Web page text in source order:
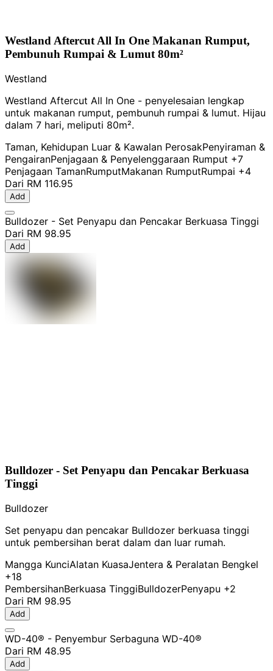
Westland Aftercut All In One Makanan Rumput,
Pembunuh Rumpai & Lumut 80m²
Westland
Westland Aftercut All In One - penyelesaian lengkap
untuk makanan rumput, pembunuh rumpai & lumut. Hijau
dalam 7 hari, meliputi 80m².
Taman, Kehidupan Luar & Kawalan PerosakPenyiraman &
PengairanPenjagaan & Penyelenggaraan Rumput +7
Penjagaan TamanRumputMakanan RumputRumpai +4
Dari RM 116.95
Add
Bulldozer - Set Penyapu dan Pencakar Berkuasa Tinggi
Dari RM 98.95
Add
Bulldozer - Set Penyapu dan Pencakar Berkuasa
Tinggi
Bulldozer
Set penyapu dan pencakar Bulldozer berkuasa tinggi
untuk pembersihan berat dalam dan luar rumah.
Mangga KunciAlatan KuasaJentera & Peralatan Bengkel
+18
PembersihanBerkuasa TinggiBulldozerPenyapu +2
Dari RM 98.95
Add
WD-40® - Penyembur Serbaguna WD-40®
Dari RM 48.95
Add